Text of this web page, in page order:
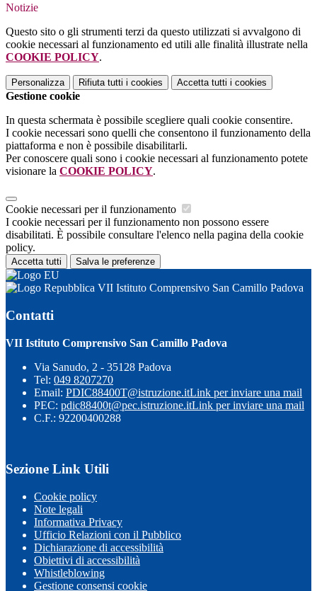
Notizie
Questo sito o gli strumenti terzi da questo utilizzati si avvalgono di
cookie necessari al funzionamento ed utili alle finalità illustrate nella
COOKIE POLICY.
Personalizza Rifiuta tutti i cookies Accetta tutti i cookies
Gestione cookie
In questa schermata è possibile scegliere quali cookie consentire.
I cookie necessari sono quelli che consentono il funzionamento della
piattaforma e non è possibile disabilitarli.
Per conoscere quali sono i cookie necessari al funzionamento potete
visionare la COOKIE POLICY.
Cookie necessari per il funzionamento
I cookie necessari per il funzionamento non possono essere
disabilitati. È possibile consultare l'elenco nella pagina della cookie
policy.
Accetta tutti Salva le preferenze
VII Istituto Comprensivo San Camillo Padova
Contatti
VII Istituto Comprensivo San Camillo Padova
Via Sanudo, 2 - 35128 Padova
Tel: 049 8207270
Email: PDIC88400T@istruzione.itLink per inviare una mail
PEC: pdic88400t@pec.istruzione.itLink per inviare una mail
C.F.: 92200400288
Sezione Link Utili
Cookie policy
Note legali
Informativa Privacy
Ufficio Relazioni con il Pubblico
Dichiarazione di accessibilità
Obiettivi di accessibilità
Whistleblowing
Gestione consensi cookie